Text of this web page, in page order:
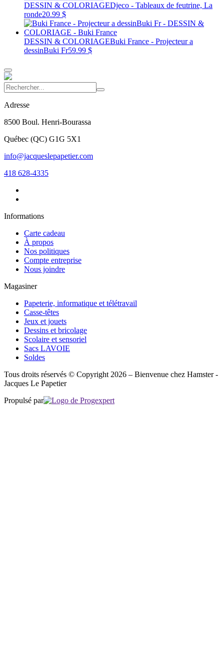
DESSIN & COLORIAGEDjeco - Tableaux de feutrine, La
ronde20.99 $
DESSIN & COLORIAGEBuki France - Projecteur a
dessinBuki Fr59.99 $
Adresse
8500 Boul. Henri-Bourassa
Québec (QC) G1G 5X1
info@jacqueslepapetier.com
418 628-4335
Informations
Carte cadeau
À propos
Nos politiques
Compte entreprise
Nous joindre
Magasiner
Papeterie, informatique et télétravail
Casse-têtes
Jeux et jouets
Dessins et bricolage
Scolaire et sensoriel
Sacs LAVOIE
Soldes
Tous droits réservés © Copyright 2026 – Bienvenue chez Hamster -
Jacques Le Papetier
Propulsé par